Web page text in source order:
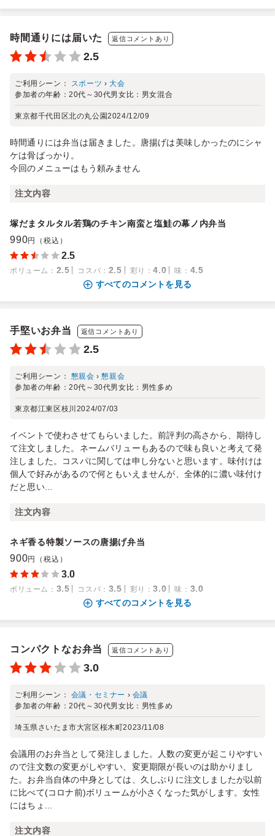
時間通りには届いた 返信コメントあり
2.5
ご利用シーン： スポーツ ›大会
参加者の年齢：20代～30代男女比： 男女混合
東京都千代田区北の丸公園2024/12/09
時間通りには弁当は届きました。唐揚げは美味しかったのにシャ
ケは骨ばっかり。
今回のメニューはもう頼みません
注文内容
塚だまタルタル若鶏のチキン南蛮と塩鮭の幕ノ内弁当
990円（税込）
2.5
ボリューム ： 2.5 コスパ ： 2.5 彩り ：4.0 味 ： 4.5
すべてのコメントを見る
手堅いお弁当 返信コメントあり
2.5
ご利用シーン： 懇親会 ›懇親会
参加者の年齢：20代～30代男女比： 男性多め
東京都江東区枝川 2024/07/03
イベントで使わさせてもらいました。前評判の高さから、期待し
て注文しました。ネームバリューもあるので味も良いと考えて発
注しました。コスパに関しては申し分ないと思います。味付けは
個人で好みがあるので何ともいえませんが、全体的に濃い味付け
だと思い...
注文内容
ネギ香る特製ソースの唐揚げ弁当
900円（税込）
3.0
ボリューム ： 3.5 コスパ ： 3.5 彩り ：3.0 味 ： 3.0
すべてのコメントを見る
コンパクトなお弁当 返信コメントあり
3.0
ご利用シーン： 会議・セミナー › 会議
参加者の年齢：20代～30代男女比： 男性多め
埼玉県さいたま市大宮区桜木町2023/11/08
会議用のお弁当として発注しました。人数の変更が起こりやすい
ので注文数の変更がしやすい、変更期限が長いのは助かりまし
た。お弁当自体の中身としては、久しぶりに注文しましたが以前
に比べて(コロナ前)ボリュームが小さくなった気がします。女性
にはちょ...
注文内容